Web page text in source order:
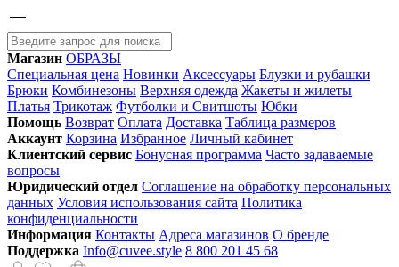
Магазин ОБРАЗЫ
Специальная цена Новинки Аксессуары Блузки и рубашки
Брюки Комбинезоны Верхняя одежда Жакеты и жилеты
Платья Трикотаж Футболки и Свитшоты Юбки
Помощь Возврат Оплата Доставка Таблица размеров
Аккаунт Корзина Избранное Личный кабинет
Клиентский сервис Бонусная программа Часто задаваемые
вопросы
Юридический отдел Соглашение на обработку персональных
данных Условия использования сайта Политика
конфиденциальности
Информация Контакты Адреса магазинов О бренде
Поддержка Info@cuvee.style 8 800 201 45 68